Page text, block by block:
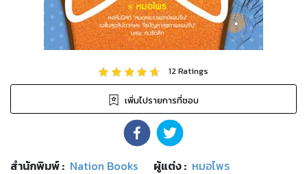
12Ratings
เพิ่มไปรายการที่ชอบ
สำนักพิมพ์: Nation Books ผู้แต่ง : หมอไพร